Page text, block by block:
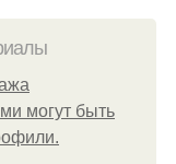
могут быть